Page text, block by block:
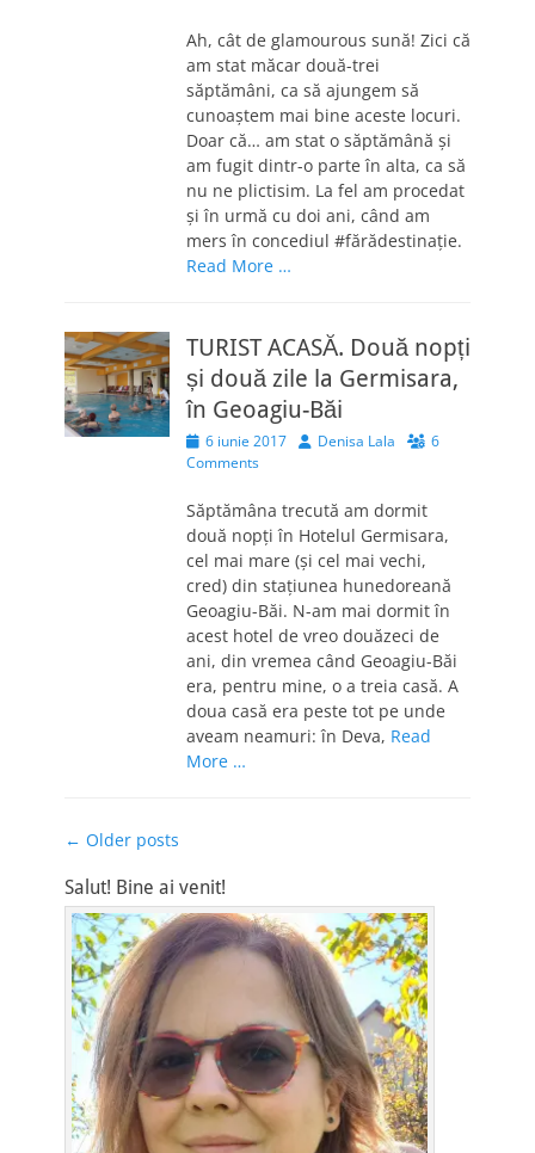
Ah, cât de glamourous sună! Zici că
am stat măcar două-trei
săptămâni, ca să ajungem să
cunoaștem mai bine aceste locuri.
Doar că… am stat o săptămână și
am fugit dintr-o parte în alta, ca să
nu ne plictisim. La fel am procedat
și în urmă cu doi ani, când am
mers în concediul #fărădestinație.
Read More …
TURIST ACASĂ. Două nopți
și două zile la Germisara,
în Geoagiu-Băi
Posted
on
6 iunie 2017 AuthorDenisa Lala
6
Comments
Săptămâna trecută am dormit
două nopți în Hotelul Germisara,
cel mai mare (și cel mai vechi,
cred) din stațiunea hunedoreană
Geoagiu-Băi. N-am mai dormit în
acest hotel de vreo douăzeci de
ani, din vremea când Geoagiu-Băi
era, pentru mine, o a treia casă. A
doua casă era peste tot pe unde
aveam neamuri: în Deva, Read
More …
Post
← Older posts
Salut! Bine ai venit!